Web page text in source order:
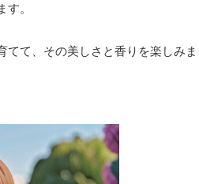
。
て、その美しさと香りを楽しみま